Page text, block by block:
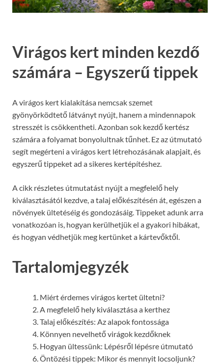
Virágos kert minden kezdő
számára – Egyszerű tippek
A virágos kert kialakítása nemcsak szemet
gyönyörködtető látványt nyújt, hanem a mindennapok
stresszét is csökkentheti. Azonban sok kezdő kertész
számára a folyamat bonyolultnak tűnhet. Ez az útmutató
segít megérteni a virágos kert létrehozásának alapjait, és
egyszerű tippeket ad a sikeres kertépítéshez.
A cikk részletes útmutatást nyújt a megfelelő hely
kiválasztásától kezdve, a talaj előkészítésén át, egészen a
növények ültetéséig és gondozásáig. Tippeket adunk arra
vonatkozóan is, hogyan kerülhetjük el a gyakori hibákat,
és hogyan védhetjük meg kertünket a kártevőktől.
Tartalomjegyzék
Miért érdemes virágos kertet ültetni?
A megfelelő hely kiválasztása a kerthez
Talaj előkészítés: Az alapok fontossága
Könnyen nevelhető virágok kezdőknek
Hogyan ültessünk: Lépésről lépésre útmutató
Öntözési tippek: Mikor és mennyit locsoljunk?